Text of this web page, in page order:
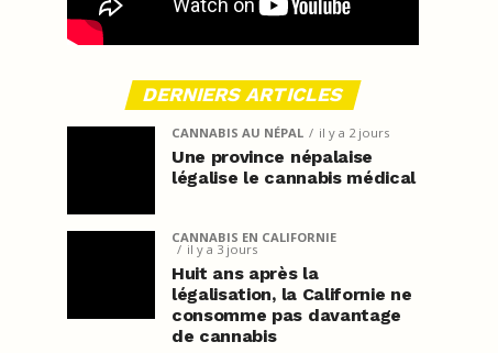
DERNIERS ARTICLES
CANNABIS AU NÉPAL il y a 2 jours
Une province népalaise
légalise le cannabis médical
CANNABIS EN CALIFORNIE
il y a 3 jours
Huit ans après la
légalisation, la Californie ne
consomme pas davantage
de cannabis